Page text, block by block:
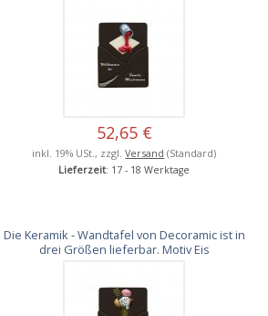
52,65 €
inkl. 19% USt., zzgl.Versand (Standard)
Lieferzeit: 17 - 18 Werktage
Die Keramik - Wandtafel von Decoramic ist in
drei Größen lieferbar. Motiv Eis